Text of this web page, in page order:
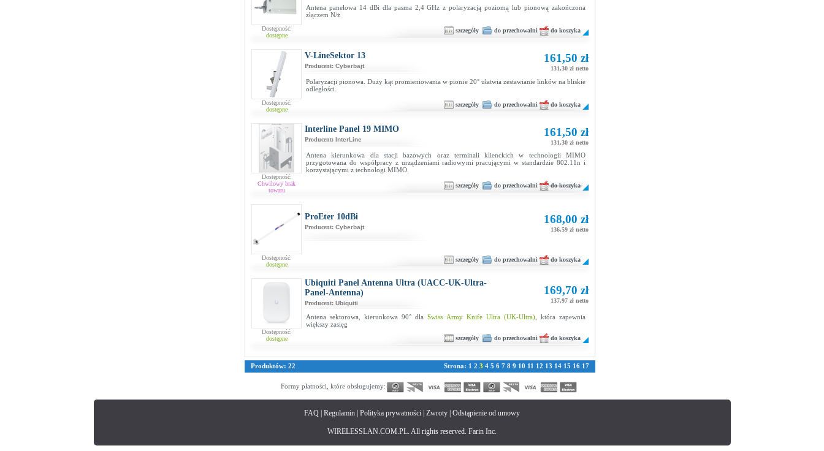
Dostępność:
dostępne
Antena panelowa 14 dBi dla pasma 2,4 GHz z polaryzacją poziomą lub pionową zakończona
złączem N/ż
szczegóły do przechowalni do koszyka
Dostępność:
dostępne
V-LineSektor 13
Producent: Cyberbajt
161,50 zł
131,30 zł netto
Polaryzacji pionowa. Duży kąt promieniowania w pionie 20° ułatwia zestawianie linków na bliskie
odległości.
szczegóły do przechowalni do koszyka
Dostępność:
Chwilowy brak
towaru
Interline Panel 19 MIMO
Producent: InterLine
161,50 zł
131,30 zł netto
Antena kierunkowa dla stacji bazowych oraz terminali klienckich w technologii MIMO
przygotowana do współpracy z urządzeniami radiowymi pracującymi w standardzie 802.11n i
korzystającymi z technologi MIMO.
szczegóły do przechowalni do koszyka
Dostępność:
dostępne
ProEter 10dBi
Producent: Cyberbajt
168,00 zł
136,59 zł netto
szczegóły do przechowalni do koszyka
Dostępność:
dostępne
Ubiquiti Panel Antenna Ultra (UACC-UK-Ultra-
Panel-Antenna)
Producent: Ubiquiti
169,70 zł
137,97 zł netto
Antena sektorowa, kierunkowa 90° dlaSwiss Army Knife Ultra (UK-Ultra), która zapewnia
większy zasięg
szczegóły do przechowalni do koszyka
Produktów: 22 Strona: 1 2 3 4 5 6 7 8 9 10 11 12 13 14 15 16 17
Formy płatności, które obsługujemy:
FAQ Regulamin Polityka prywatności Zwroty Odstąpienie od umowy
WIRELESSLAN.COM.PL. All rights reserved. Farin Inc.